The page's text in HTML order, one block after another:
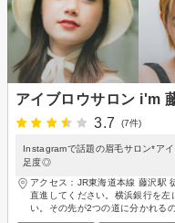
アイブロウサロン i'm
3.7
(7件)
Instagramで話題の眉毛サロン*ア
足度◎
アクセス：JR東海道本線 藤沢駅
直進してください。横浜銀行を左
い。その先が2つの道に分かれる